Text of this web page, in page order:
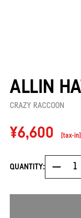
ALLIN
CRAZY RACCOON
Regular
price
¥6,600 [tax-in]
QUANTITY: